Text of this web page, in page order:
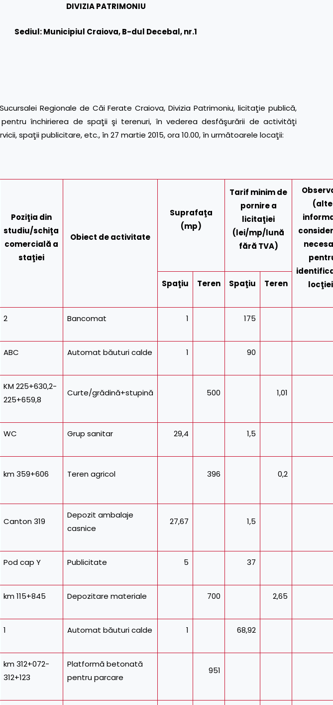
DIVIZIA PATRIMONIU
Sediul: Municipiul Craiova, B-dul Decebal, nr.1
Regionale de Căi Ferate Craiova, Divizia Patrimoniu, licitaţie publică,
închirierea de spaţii şi terenuri, în vederea desfăşurării de activităţi
spaţii publicitare, etc., în 27 martie 2015, ora 10.00, în următoarele locaţii:
Poziţia din
studiu/schiţa
comercială a
staţiei
Obiect de activitate
Suprafaţa
(mp)
Tarif minim de
pornire a
licitaţiei
(lei/mp/lună
fără TVA)
(alte
Spaţiu Teren Spaţiu Teren
2 Bancomat 1 175
ABC Automat băuturi calde 1 90
KM 225+630,2-
225+659,8
Curte/grădină+stupină 500 1,01
WC Grup sanitar 29,4 1,5
km 359+606 Teren agricol 396 0,2
Canton 319
Depozit ambalaje
casnice
27,67 1,5
Pod cap Y Publicitate 5 37
km 115+845 Depozitare materiale 700 2,65
1 Automat băuturi calde 1 68,92
km 312+072-
312+123
Platformă betonată
pentru parcare
951